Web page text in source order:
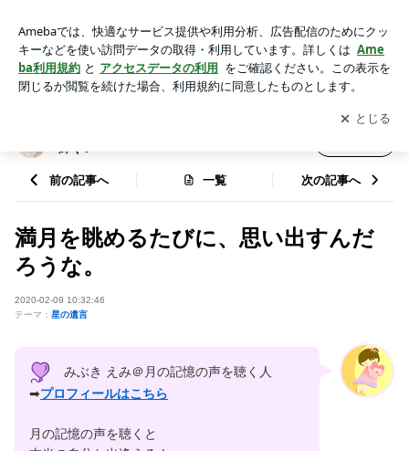
らのホロスコープ：自然体で輝く✨
アプリをダウンロードして ブログの更新通知
を受け取りまし
ょう。
開く
輝く✨
前の記事へ 一覧 次の記事へ
満月を眺めるたびに、思い出すんだ
ろうな。
2020-02-09 10:32:46
テーマ： 星の遺言
みぶき えみ＠月の記憶の声を聴く人
➡プロフィールはこちら
月の記憶の声を聴くと